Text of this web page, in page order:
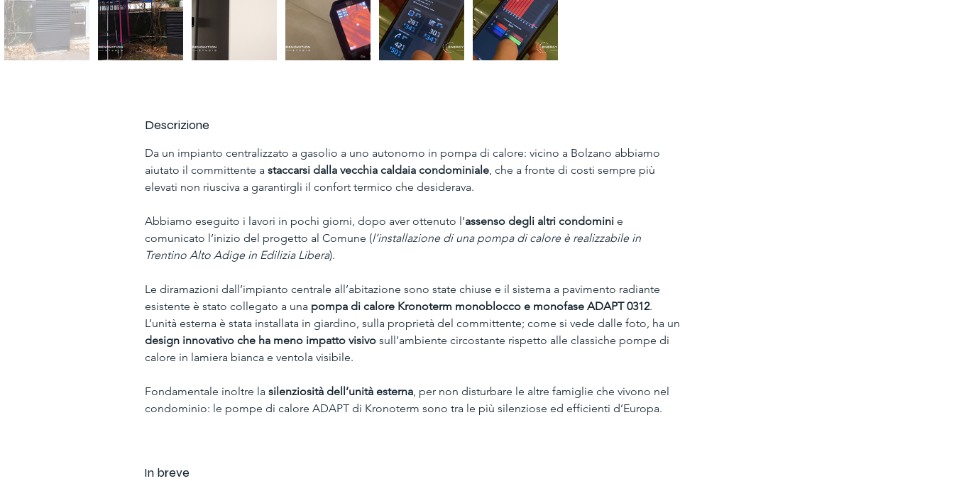
Descrizione
Da un impianto centralizzato a gasolio a uno autonomo in pompa di calore: vicino a Bolzano abbiamo
aiutato il committente a staccarsi dalla vecchia caldaia condominiale, che a fronte di costi sempre più
elevati non riusciva a garantirgli il confort termico che desiderava.
Abbiamo eseguito i lavori in pochi giorni, dopo aver ottenuto l’assenso degli altri condomini e
comunicato l’inizio del progetto al Comune (l’installazione di una pompa di calore è realizzabile in
Trentino Alto Adige in Edilizia Libera).
Le diramazioni dall’impianto centrale all’abitazione sono state chiuse e il sistema a pavimento radiante
esistente è stato collegato a una pompa di calore Kronoterm monoblocco e monofase ADAPT 0312.
L’unità esterna è stata installata in giardino, sulla proprietà del committente; come si vede dalle foto, ha un
design innovativo che ha meno impatto visivo sull’ambiente circostante rispetto alle classiche pompe di
calore in lamiera bianca e ventola visibile.
Fondamentale inoltre la silenziosità dell’unità esterna, per non disturbare le altre famiglie che vivono nel
condominio: le pompe di calore ADAPT di Kronoterm sono tra le più silenziose ed efficienti d’Europa.
In breve